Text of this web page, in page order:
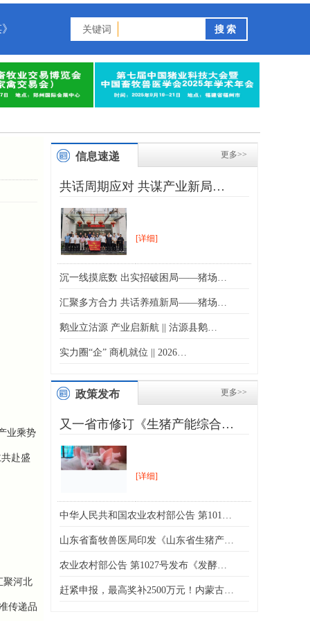
关键词
业乘势
赴盛
聚河北
传递品
更多>>
信息速递
共话周期应对 共谋产业新局…
[详细]
沉一线摸底数 出实招破困局——猪场…
汇聚多方合力 共话养殖新局——猪场…
鹅业立沽源 产业启新航 || 沽源县鹅…
实力圈“企” 商机就位 || 2026…
更多>>
政策发布
又一省市修订《生猪产能综合…
[详细]
中华人民共和国农业农村部公告 第101…
山东省畜牧兽医局印发《山东省生猪产…
农业农村部公告 第1027号发布《发酵…
赶紧申报，最高奖补2500万元！内蒙古…